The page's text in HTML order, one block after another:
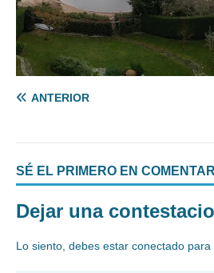
ANTERIOR
SÉ EL PRIMERO EN COMENTAR
Dejar una
Lo siento, debes estar conectado para